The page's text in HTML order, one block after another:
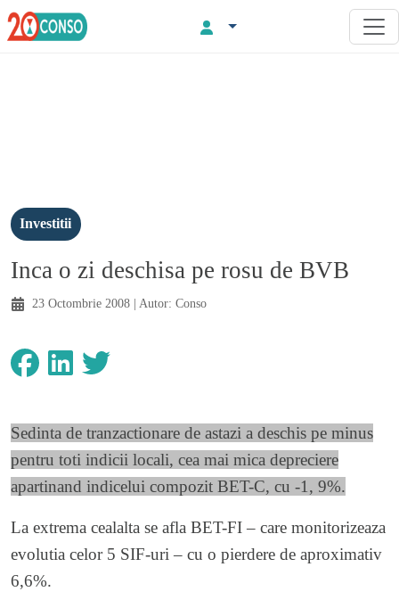
Investitii
Inca o zi deschisa pe rosu de BVB
23 Octombrie 2008 | Autor: Conso
Sedinta de tranzactionare de astazi a deschis pe minus
pentru toti indicii locali, cea mai mica depreciere
apartinand indicelui compozit BET-C, cu -1, 9%.
La extrema cealalta se afla BET-FI – care monitorizeaza
evolutia celor 5 SIF-uri – cu o pierdere de aproximativ
6,6%.